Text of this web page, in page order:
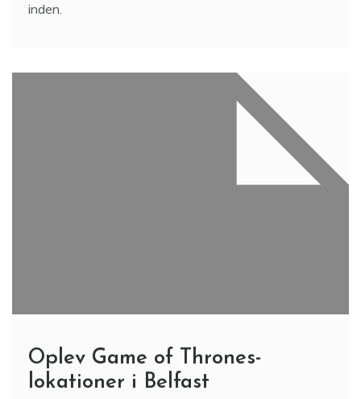
inden.
Oplev Game of Thrones-
lokationer i Belfast